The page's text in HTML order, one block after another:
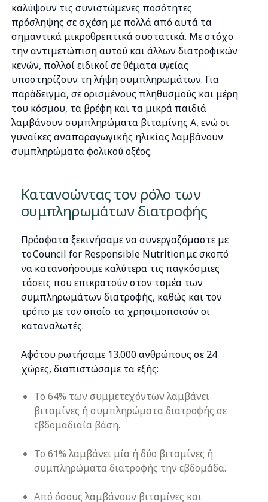
καλύψουν τις συνιστώμενες ποσότητες
πρόσληψης σε σχέση με πολλά από αυτά τα
σημαντικά μικροθρεπτικά συστατικά. Με στόχο
την αντιμετώπιση αυτού και άλλων διατροφικών
κενών, πολλοί ειδικοί σε θέματα υγείας
υποστηρίζουν τη λήψη συμπληρωμάτων. Για
παράδειγμα, σε ορισμένους πληθυσμούς και μέρη
του κόσμου, τα βρέφη και τα μικρά παιδιά
λαμβάνουν συμπληρώματα βιταμίνης Α, ενώ οι
γυναίκες αναπαραγωγικής ηλικίας λαμβάνουν
συμπληρώματα φολικού οξέος.
Κατανοώντας τον ρόλο των
συμπληρωμάτων διατροφής
Πρόσφατα ξεκινήσαμε να συνεργαζόμαστε με
το Council for Responsible Nutrition με σκοπό
να κατανοήσουμε καλύτερα τις παγκόσμιες
τάσεις που επικρατούν στον τομέα των
συμπληρωμάτων διατροφής, καθώς και τον
τρόπο με τον οποίο τα χρησιμοποιούν οι
καταναλωτές.
Αφότου ρωτήσαμε 13.000 ανθρώπους σε 24
χώρες, διαπιστώσαμε τα εξής:
Το 64% των συμμετεχόντων λαμβάνει
βιταμίνες ή συμπληρώματα διατροφής σε
εβδομαδιαία βάση.
Το 61% λαμβάνει μία ή δύο βιταμίνες ή
συμπληρώματα διατροφής την εβδομάδα.
Από όσους λαμβάνουν βιταμίνες και